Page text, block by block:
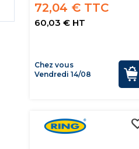
72,04 € TTC
60,03 € HT
Chez vous
Vendredi 14/08